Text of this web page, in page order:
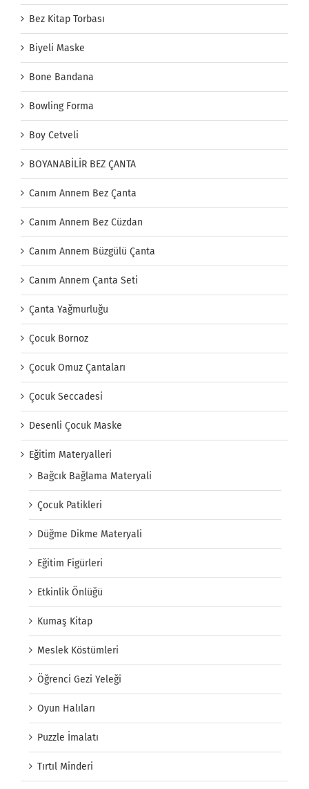
Bez Kitap Torbası
Biyeli Maske
Bone Bandana
Bowling Forma
Boy Cetveli
BOYANABİLİR BEZ ÇANTA
Canım Annem Bez Çanta
Canım Annem Bez Cüzdan
Canım Annem Büzgülü Çanta
Canım Annem Çanta Seti
Çanta Yağmurluğu
Çocuk Bornoz
Çocuk Omuz Çantaları
Çocuk Seccadesi
Desenli Çocuk Maske
Eğitim Materyalleri
Bağcık Bağlama Materyali
Çocuk Patikleri
Düğme Dikme Materyali
Eğitim Figürleri
Etkinlik Önlüğü
Kumaş Kitap
Meslek Köstümleri
Öğrenci Gezi Yeleği
Oyun Halıları
Puzzle İmalatı
Tırtıl Minderi